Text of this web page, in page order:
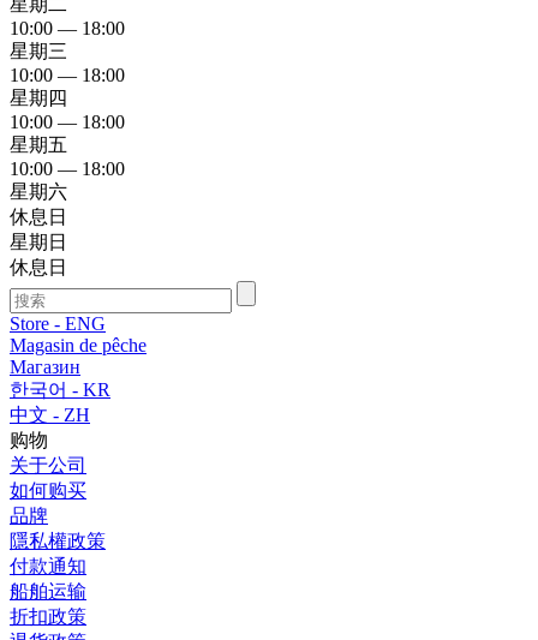
星期二
10:00 — 18:00
星期三
10:00 — 18:00
星期四
10:00 — 18:00
星期五
10:00 — 18:00
星期六
休息日
星期日
休息日
Store - ENG
Magasin de pêche
Магазин
한국어 - KR
中文 - ZH
购物
关于公司
如何购买
品牌
隱私權政策
付款通知
船舶运输
折扣政策